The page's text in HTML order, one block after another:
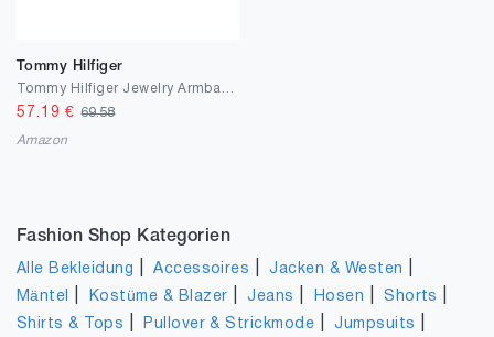
Tommy Hilfiger
57.19 €69.58
Amazon
Fashion Shop Kategorien
Alle Bekleidung |Accessoires |Jacken & Westen
Mäntel Kostüme & Blazer |Jeans Hosen |Shorts
Shirts & Tops Pullover & Strickmode |Jumpsuits